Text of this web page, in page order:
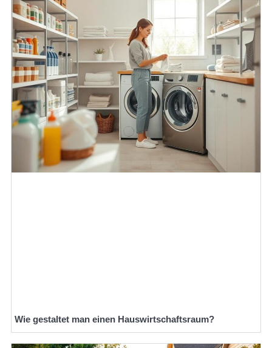
Wie gestaltet man einen Hauswirtschaftsraum?